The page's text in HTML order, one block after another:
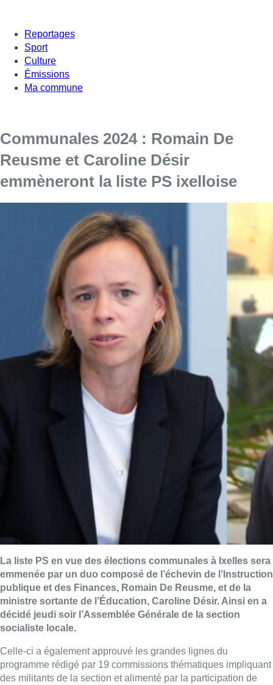
Reportages
Sport
Culture
Émissions
Ma commune
Communales 2024 : Romain De
Reusme et Caroline Désir
emmèneront la liste PS ixelloise
La liste PS en vue des élections communales à Ixelles sera
emmenée par un duo composé de l’échevin de l’Instruction
publique et des Finances, Romain De Reusme, et de la
ministre sortante de l’Éducation, Caroline Désir. Ainsi en a
décidé jeudi soir l’Assemblée Générale de la section
socialiste locale.
Celle-ci a également approuvé les grandes lignes du
programme rédigé par 19 commissions thématiques impliquant
des militants de la section et alimenté par la participation de